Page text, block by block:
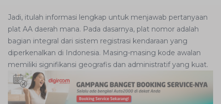
Jadi, itulah informasi lengkap untuk menjawab pertanyaan
plat AA daerah mana. Pada dasarnya, plat nomor adalah
bagian integral dari sistem registrasi kendaraan yang
diperkenalkan di Indonesia. Masing-masing kode awalan
memiliki signifikansi geografis dan administratif yang kuat.